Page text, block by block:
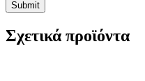
Σχετικά προϊόντα